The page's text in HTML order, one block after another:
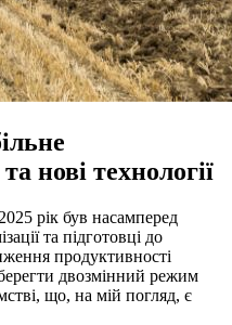
нові технології
рік був насамперед
та підготовці до
продуктивності
двозмінний режим
що, на мій погляд, є